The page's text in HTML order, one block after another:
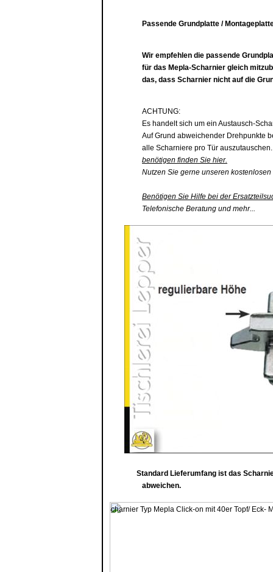
Passende Grundplatte /
Wir empfehlen die passende
für das Mepla-Scharnier gleich
das, dass Scharnier nicht auf die
ACHTUNG:
Es handelt sich um ein Austausch-
Auf Grund abweichender Drehpunkte
alle Scharniere pro Tür
benötigen finden Sie hier.
Nutzen Sie gerne unseren
Benötigen Sie Hilfe bei der
Telefonische Beratung und mehr...
Standard Lieferumfang ist das
abweichen.